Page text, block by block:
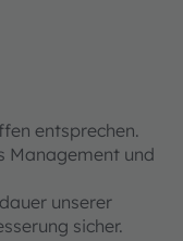
entsprechen.
Management und
unserer
sicher.